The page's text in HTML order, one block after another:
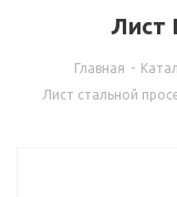
Лист
Главная -
Лист стальной